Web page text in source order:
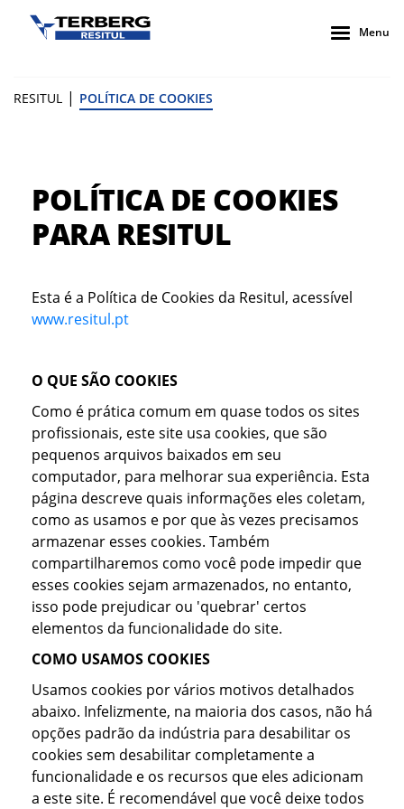
Menu
RESITUL | POLÍTICA DE COOKIES
POLÍTICA DE COOKIES
PARA RESITUL
Esta é a Política de Cookies da Resitul, acessível
www.resitul.pt
O QUE SÃO COOKIES
Como é prática comum em quase todos os sites
profissionais, este site usa cookies, que são
pequenos arquivos baixados em seu
computador, para melhorar sua experiência. Esta
página descreve quais informações eles coletam,
como as usamos e por que às vezes precisamos
armazenar esses cookies. Também
compartilharemos como você pode impedir que
esses cookies sejam armazenados, no entanto,
isso pode prejudicar ou 'quebrar' certos
elementos da funcionalidade do site.
COMO USAMOS COOKIES
Usamos cookies por vários motivos detalhados
abaixo. Infelizmente, na maioria dos casos, não há
opções padrão da indústria para desabilitar os
cookies sem desabilitar completamente a
funcionalidade e os recursos que eles adicionam
a este site. É recomendável que você deixe todos